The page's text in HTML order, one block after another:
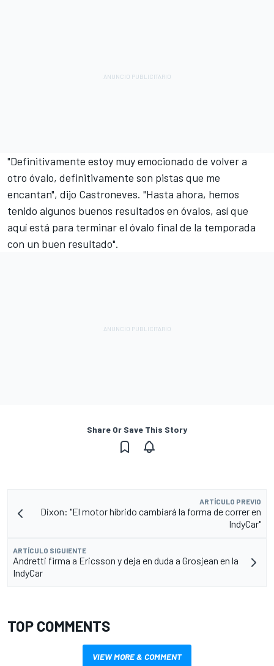
"Definitivamente estoy muy emocionado de volver a
otro óvalo, definitivamente son pistas que me
encantan", dijo Castroneves. "Hasta ahora, hemos
tenido algunos buenos resultados en óvalos, así que
aquí está para terminar el óvalo final de la temporada
con un buen resultado".
Share Or Save This Story
ARTÍCULO PREVIO
Dixon: "El motor híbrido cambiará la forma de correr en
IndyCar"
ARTÍCULO SIGUIENTE
Andretti firma a Ericsson y deja en duda a Grosjean en la
IndyCar
TOP COMMENTS
VIEW MORE & COMMENT